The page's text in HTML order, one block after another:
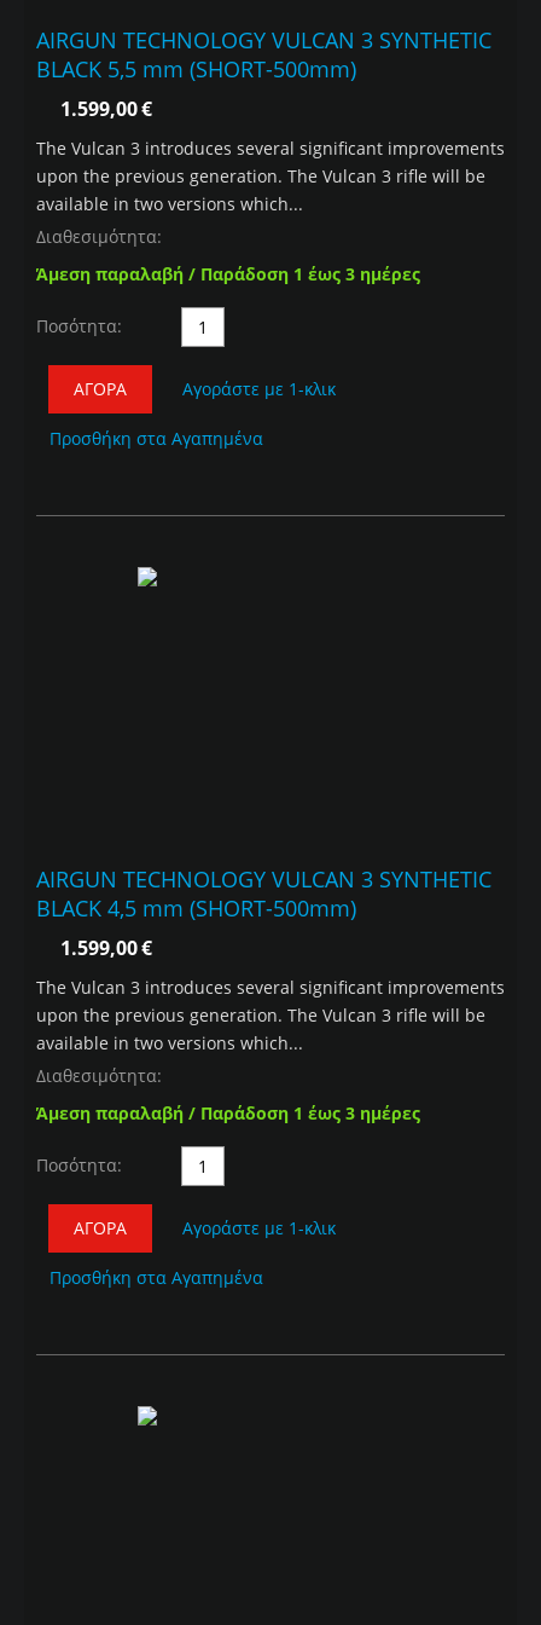
AIRGUN TECHNOLOGY VULCAN 3 SYNTHETIC
BLACK 5,5 mm (SHORT-500mm)
1.599,00€
The Vulcan 3 introduces several significant improvements
upon the previous generation. The Vulcan 3 rifle will be
available in two versions which...
Διαθεσιμότητα:
Άμεση παραλαβή / Παράδοση 1 έως 3 ημέρες
Ποσότητα:
ΑΓΟΡΆ Αγοράστε με 1-κλικ
Προσθήκη στα Αγαπημένα
AIRGUN TECHNOLOGY VULCAN 3 SYNTHETIC
BLACK 4,5 mm (SHORT-500mm)
1.599,00€
The Vulcan 3 introduces several significant improvements
upon the previous generation. The Vulcan 3 rifle will be
available in two versions which...
Διαθεσιμότητα:
Άμεση παραλαβή / Παράδοση 1 έως 3 ημέρες
Ποσότητα:
ΑΓΟΡΆ Αγοράστε με 1-κλικ
Προσθήκη στα Αγαπημένα